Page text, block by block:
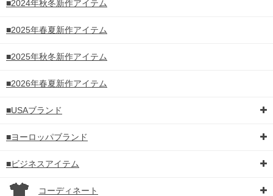
■2024年秋冬新作アイテム
■2025年春夏新作アイテム
■2025年秋冬新作アイテム
■2026年春夏新作アイテム
■USAブランド
■ヨーロッパブランド
■ビジネスアイテム
コーディネート